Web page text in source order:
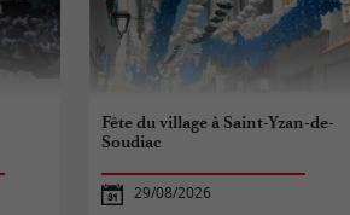
Fête du village à Saint-Yzan-de-
Soudiac
29/08/2026